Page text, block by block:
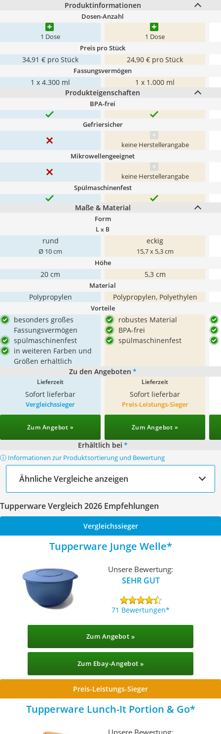
Produktinformationen
Dosen-Anzahl
1 Dose 1 Dose
Preis pro Stück
34,91 € pro Stück 24,90 € pro Stück
Fassungsvermögen
1 x 4.300 ml
1 x 1.000 ml
Produkteigenschaften
BPA-frei
Gefriersicher
keine Herstellerangabe
Mikrowellengeeignet
keine Herstellerangabe
Spülmaschinenfest
Maße & Material
Form
L x B
rund
Ø 10 cm
eckig
15,7 x 5,3 cm
Höhe
20 cm 5,3 cm
Material
Polypropylen Polypropylen, Polyethylen
Vorteile
besonders großes
Fassungsvermögen
spülmaschinenfest
in weiteren Farben und
Größen erhältlich
robustes Material
BPA-frei
spülmaschinenfest
Zu den Angeboten *
Lieferzeit
Sofort lieferbar
Lieferzeit
Sofort lieferbar
Vergleichssieger
Zum Angebot »
Preis-Leistungs-Sieger
Zum Angebot »
Erhältlich bei *
ⓘ Informationen zur Produktsortierung und Bewertung
Ähnliche Vergleiche anzeigen
Tupperware Vergleich 2026 Empfehlungen
Vergleichssieger
Tupperware Junge Welle
Unsere Bewertung:
SEHR GUT
71 Bewertungen
Zum Angebot »
Zum Ebay-Angebot »
Preis-Leistungs-Sieger
Tupperware Lunch-It Portion & Go
Unsere Bewertung: